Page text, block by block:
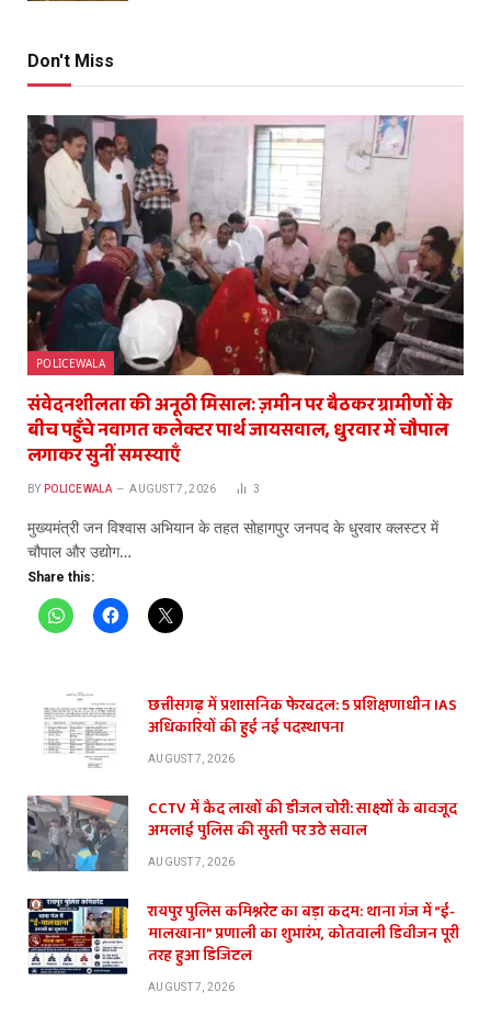
Don't Miss
POLICEWALA
संवेदनशीलता की अनूठी मिसाल: ज़मीन पर बैठकर ग्रामीणों के
बीच पहुँचे नवागत कलेक्टर पार्थ जायसवाल, धुरवार में चौपाल
लगाकर सुनीं समस्याएँ
BY POLICEWALA AUGUST 7, 2026 3
​मुख्यमंत्री जन विश्वास अभियान के तहत सोहागपुर जनपद के धुरवार क्लस्टर में
चौपाल और उद्योग…
Share this:
छत्तीसगढ़ में प्रशासनिक फेरबदल: 5 प्रशिक्षणाधीन IAS
अधिकारियों की हुई नई पदस्थापना
AUGUST 7, 2026
CCTV में कैद लाखों की डीजल चोरी: साक्ष्यों के बावजूद
अमलाई पुलिस की सुस्ती पर उठे सवाल
AUGUST 7, 2026
रायपुर पुलिस कमिश्नरेट का बड़ा कदम: थाना गंज में “ई-
मालखाना” प्रणाली का शुभारंभ, कोतवाली डिवीजन पूरी
तरह हुआ डिजिटल
AUGUST 7, 2026